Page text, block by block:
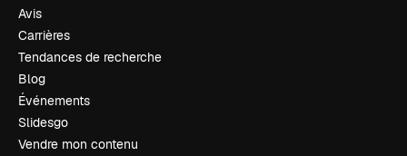
Avis
Carrières
Tendances de recherche
Blog
Événements
Slidesgo
Vendre mon contenu